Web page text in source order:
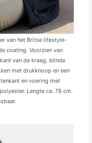
van het Britse lifestyle-
coating. Voorzien van
van de kraag, blinde
met drukknoop en een
en voering met
Lengte ca. 78 cm.